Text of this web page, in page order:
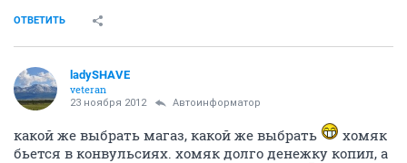
ОТВЕТИТЬ
ladySHAVE
veteran
23 ноября 2012 Автоинформатор
какой же выбрать магаз, какой же выбрать
хомяк
бьется в конвульсиях. хомяк долго денежку копил, а